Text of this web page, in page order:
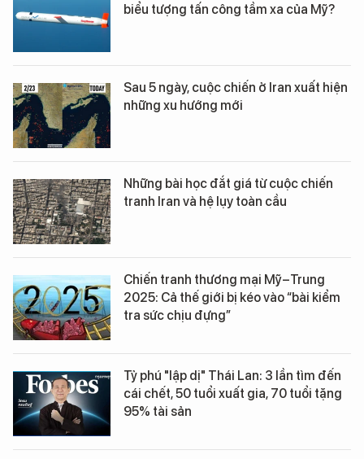
biểu tượng tấn công tầm xa của Mỹ?
Sau 5 ngày, cuộc chiến ở Iran xuất hiện
những xu hướng mới
Những bài học đắt giá từ cuộc chiến
tranh Iran và hệ lụy toàn cầu
Chiến tranh thương mại Mỹ–Trung
2025: Cả thế giới bị kéo vào “bài kiểm
tra sức chịu đựng”
Tỷ phú "lập dị" Thái Lan: 3 lần tìm đến
cái chết, 50 tuổi xuất gia, 70 tuổi tặng
95% tài sản